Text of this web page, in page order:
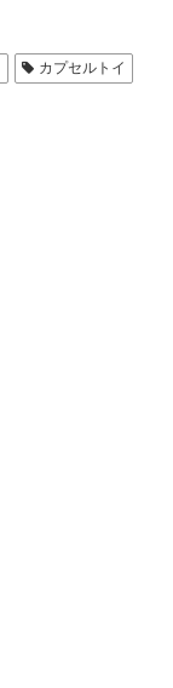
カプセルトイ